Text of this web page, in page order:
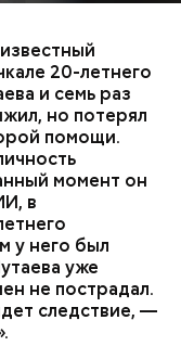
20-летнего
и семь раз
но потерял
помощи.
момент он
в
у него был
уже
не пострадал.
следствие, —
выстрелил
скрылся.
и скорую
бессильны —
ММА